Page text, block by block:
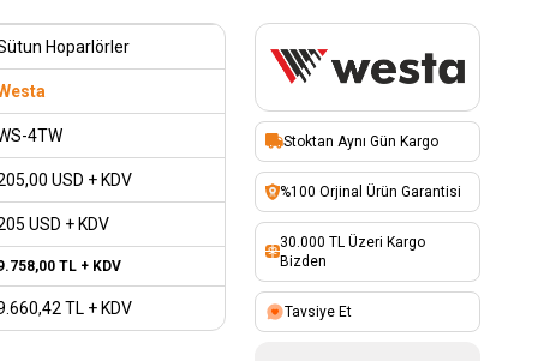
Hoparlörler
4TW
USD + KDV
USD + KDV
TL + KDV
TL + KDV
Stoktan Aynı Gün Kargo
%100 Orjinal Ürün Garantisi
30.000 TL Üzeri Kargo
Bizden
Tavsiye Et